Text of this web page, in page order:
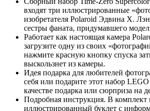
входят три иллюстрированные
изобретателя Polaroid Эдвина Х.
сестры фаната, придумавшего
Работает как настоящая камера
загрузите одну из своих
нажмите красную кнопку спуска
выскользнет из камеры.
Идея подарка для любителей
себя или подарите этот набор
качестве подарка или сюрприза на
Подробная инструкция. В комплект
иллюстрированный буклет с